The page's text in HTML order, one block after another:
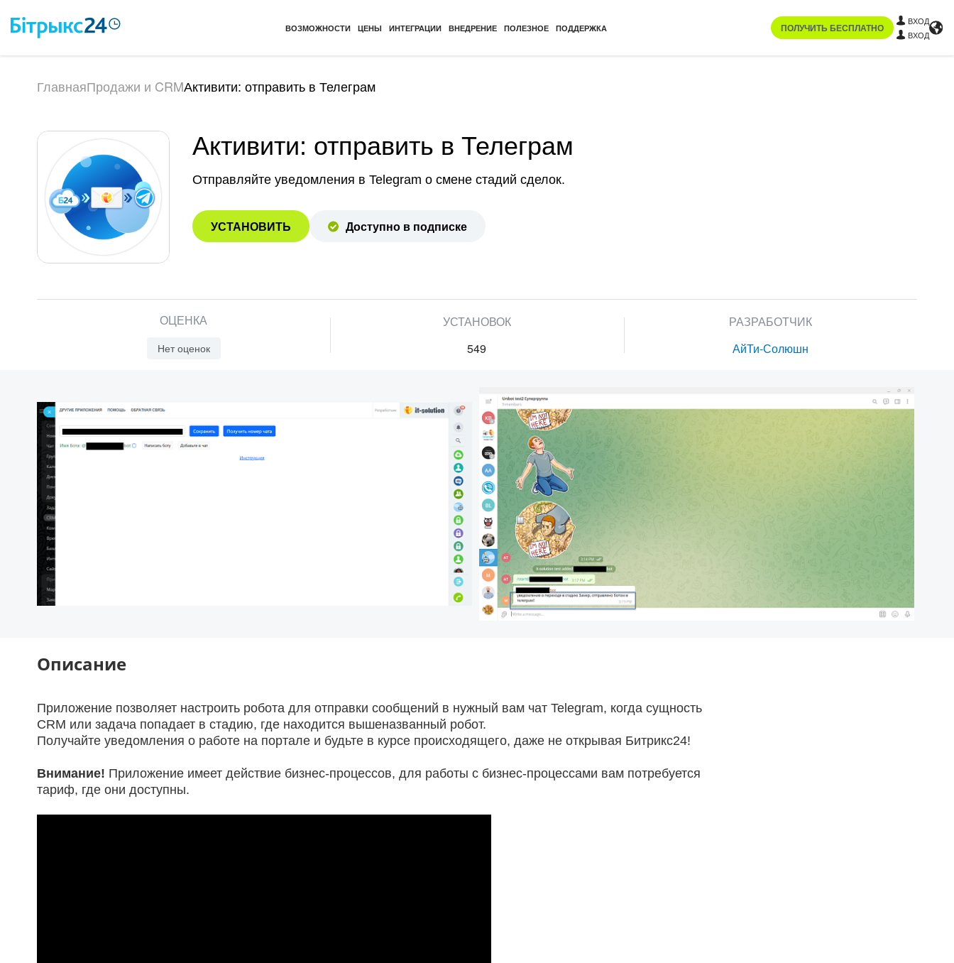
ВОЗМОЖНОСТИ ЦЕНЫ ИНТЕГРАЦИИ ВНЕДРЕНИЕ ПОЛЕЗНОЕ ПОДДЕРЖКА ПОЛУЧИТЬ БЕСПЛАТНО
ВХОД
ВХОД
ГлавнаяПродажи и CRMАктивити: отправить в Телеграм
Активити: отправить в Телеграм
Отправляйте уведомления в Telegram о смене стадий сделок.
УСТАНОВИТЬ Доступно в подписке
ОЦЕНКА
Нет оценок
УСТАНОВОК
549
РАЗРАБОТЧИК
АйТи-Солюшн
Описание
Приложение позволяет настроить робота для отправки сообщений в нужный вам чат Telegram, когда сущность
CRM или задача попадает в стадию, где находится вышеназванный робот.
Получайте уведомления о работе на портале и будьте в курсе происходящего, даже не открывая Битрикс24!
Внимание! Приложение имеет действие бизнес-процессов, для работы с бизнес-процессами вам потребуется
тариф, где они доступны.